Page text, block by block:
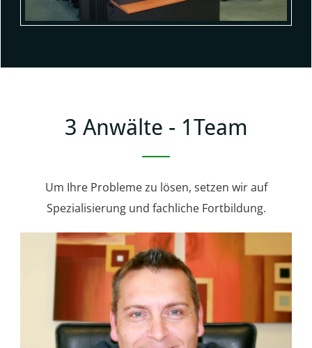
3 Anwälte - 1Team
Um Ihre Probleme zu lösen, setzen wir auf
Spezialisierung und fachliche Fortbildung.